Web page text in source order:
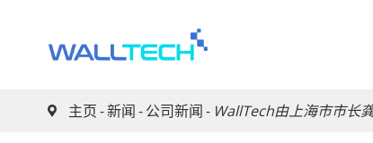
 主页 新闻 公司新闻 WallTech由上海市市长